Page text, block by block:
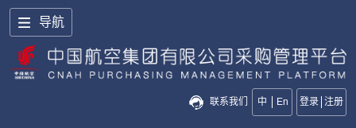
导航
联系我们 中 En 登录 注册